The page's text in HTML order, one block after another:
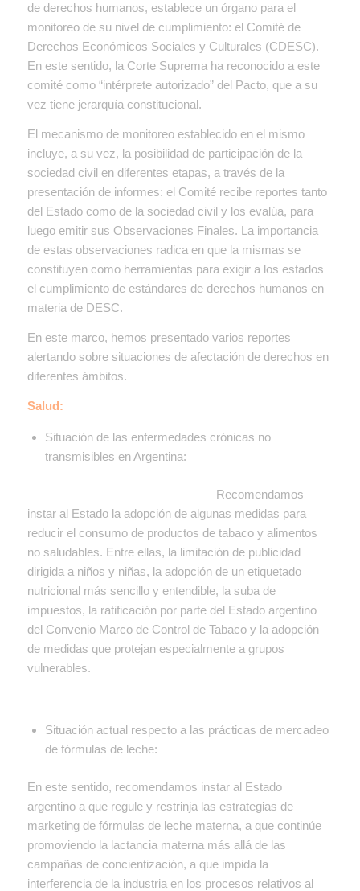
de derechos humanos, establece un órgano para el
monitoreo de su nivel de cumplimiento: el Comité de
Derechos Económicos Sociales y Culturales (CDESC).
En este sentido, la Corte Suprema ha reconocido a este
comité como “intérprete autorizado” del Pacto, que a su
vez tiene jerarquía constitucional.
El mecanismo de monitoreo establecido en el mismo
incluye, a su vez, la posibilidad de participación de la
sociedad civil en diferentes etapas, a través de la
presentación de informes: el Comité recibe reportes tanto
del Estado como de la sociedad civil y los evalúa, para
luego emitir sus Observaciones Finales. La importancia
de estas observaciones radica en que la mismas se
constituyen como herramientas para exigir a los estados
el cumplimiento de estándares de derechos humanos en
materia de DESC.
En este marco, hemos presentado varios reportes
alertando sobre situaciones de afectación de derechos en
diferentes ámbitos.
Salud:
Situación de las enfermedades crónicas no
transmisibles en Argentina:
Recomendamos
instar al Estado la adopción de algunas medidas para
reducir el consumo de productos de tabaco y alimentos
no saludables. Entre ellas, la limitación de publicidad
dirigida a niños y niñas, la adopción de un etiquetado
nutricional más sencillo y entendible, la suba de
impuestos, la ratificación por parte del Estado argentino
del Convenio Marco de Control de Tabaco y la adopción
de medidas que protejan especialmente a grupos
vulnerables.
Situación actual respecto a las prácticas de mercadeo
de fórmulas de leche:
En este sentido, recomendamos instar al Estado
argentino a que regule y restrinja las estrategias de
marketing de fórmulas de leche materna, a que continúe
promoviendo la lactancia materna más allá de las
campañas de concientización, a que impida la
interferencia de la industria en los procesos relativos al